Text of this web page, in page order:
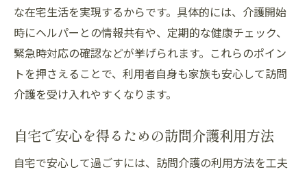
な在宅生活を実現するからです。具体的には、介護開始
時にヘルパーとの情報共有や、定期的な健康チェック、
緊急時対応の確認などが挙げられます。これらのポイン
トを押さえることで、利用者自身も家族も安心して訪問
介護を受け入れやすくなります。
自宅で安心を得るための訪問介護利用方法
自宅で安心して過ごすには、訪問介護の利用方法を工夫